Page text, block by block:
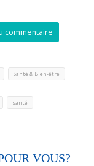
commentaire
Santé & Bien-être
santé
VOUS?